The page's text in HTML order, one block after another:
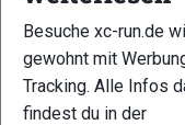
Besuche xc-run.de
gewohnt mit
Tracking. Alle Infos
findest du in der